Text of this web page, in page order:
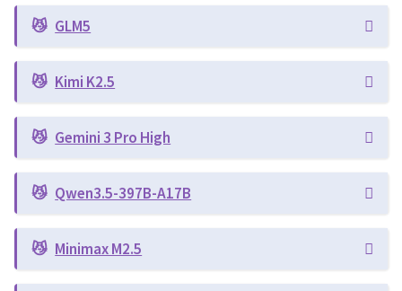
GLM5
Kimi K2.5
Gemini 3 Pro High
Qwen3.5-397B-A17B
Minimax M2.5